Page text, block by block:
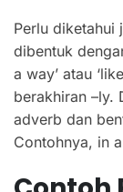
Perlu diketahui
dibentuk
a way’ atau
berakhiran –ly.
adverb dan
Contohnya, in